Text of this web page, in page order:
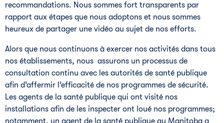
recommandations. Nous sommes fort transparents par
rapport aux étapes que nous adoptons et nous sommes
heureux de partager une vidéo au sujet de nos efforts.
Alors que nous continuons à exercer nos activités dans tous
nos établissements, nous assurons un processus de
consultation continu avec les autorités de santé publique
afin d’affermir l’efficacité de nos programmes de sécurité.
Les agents de la santé publique qui ont visité nos
installations afin de les inspecter ont loué nos programmes;
notamment, un agent de la santé publique au Manitoba a